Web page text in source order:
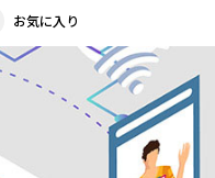
お気に入り